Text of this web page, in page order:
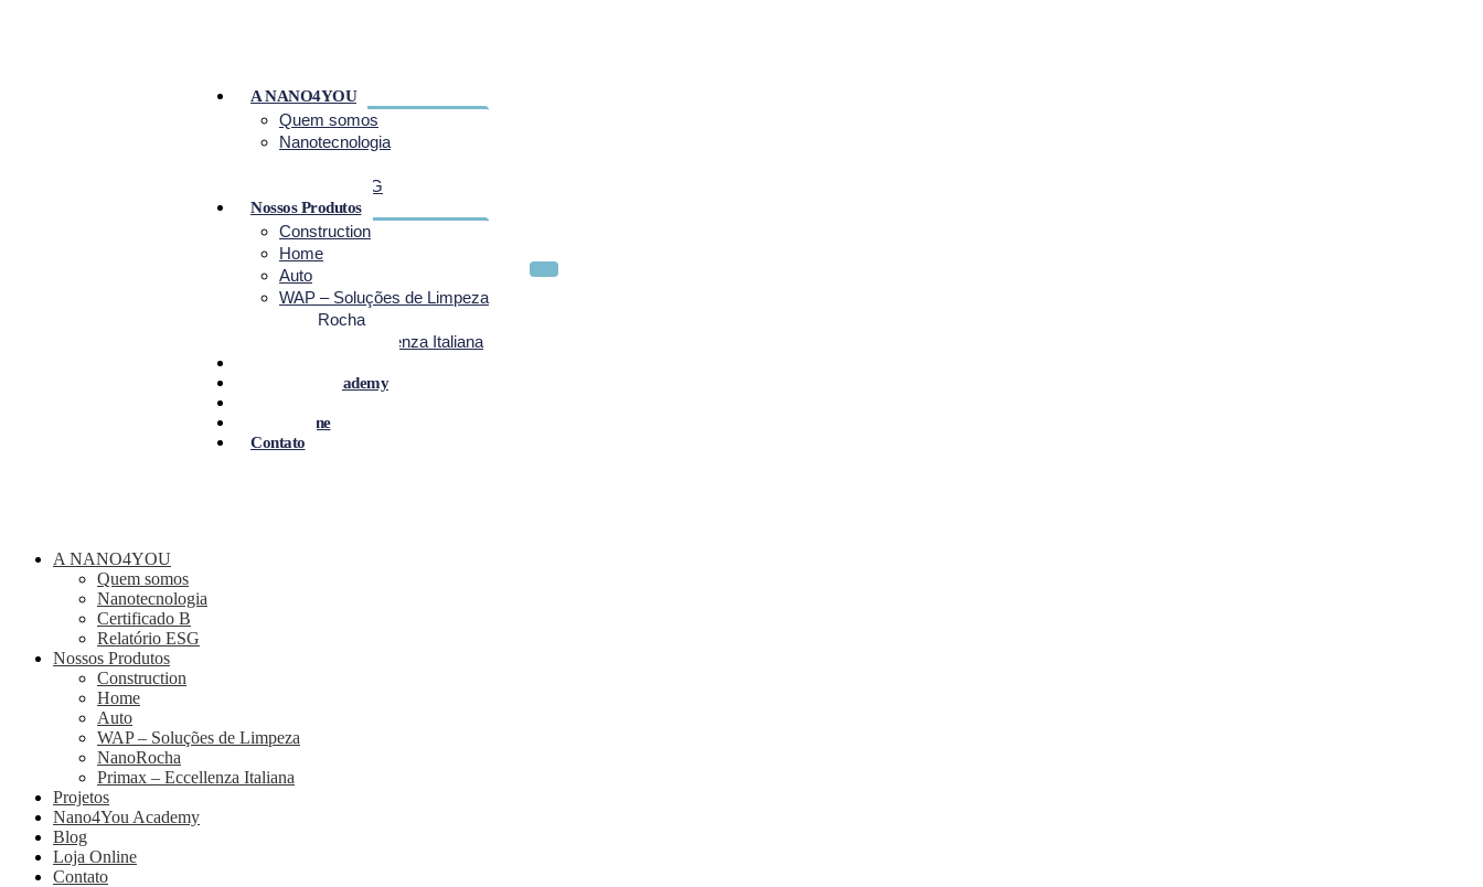
A NANO4YOU
Quem somos
Nanotecnologia
Relatório ESG
Nossos Produtos
Construction
Home
Auto
WAP – Soluções de Limpeza
NanoRocha
Primax – Eccellenza Italiana
Nano4You Academy
Loja Online
Contato
A NANO4YOU
Quem somos
Nanotecnologia
Certificado B
Relatório ESG
Nossos Produtos
Construction
Home
Auto
WAP – Soluções de Limpeza
NanoRocha
Primax – Eccellenza Italiana
Projetos
Nano4You Academy
Blog
Loja Online
Contato